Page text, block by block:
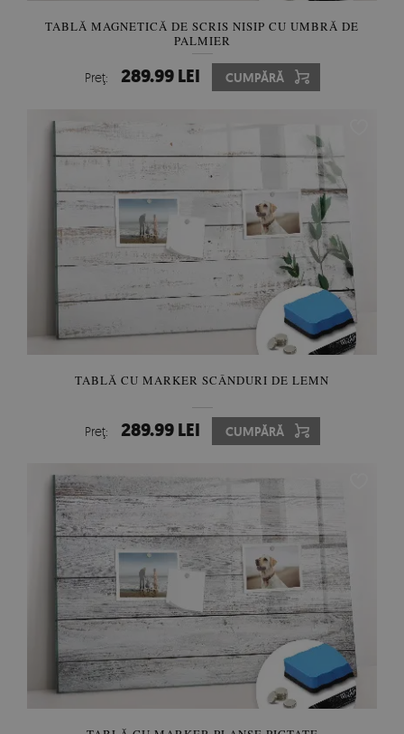
TABLĂ MAGNETICĂ DE SCRIS NISIP CU UMBRĂ DE
PALMIER
Preţ: 289.99 LEI CUMPĂRĂ
TABLĂ CU MARKER SCÂNDURI DE LEMN
Preţ: 289.99 LEI CUMPĂRĂ